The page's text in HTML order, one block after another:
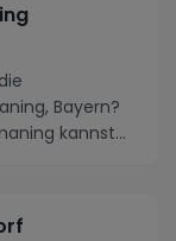
Bayern?
kannst